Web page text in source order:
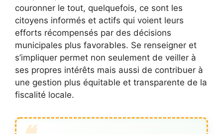
couronner le tout, quelquefois, ce sont les
citoyens informés et actifs qui voient leurs
efforts récompensés par des décisions
municipales plus favorables. Se renseigner et
s’impliquer permet non seulement de veiller à
ses propres intérêts mais aussi de contribuer à
une gestion plus équitable et transparente de la
fiscalité locale.